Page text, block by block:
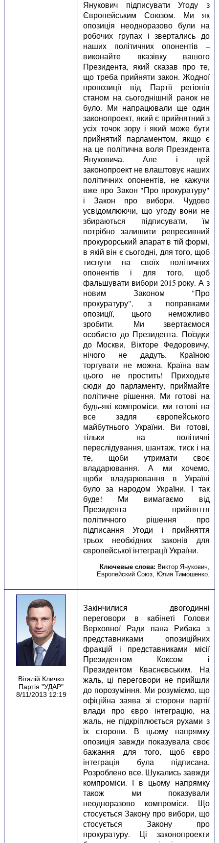
Янукович підписувати Угоду з
Європейським Союзом. Ми як
опозиція неодноразово були на
робочих групах і звертались до
наших політичних опонентів –
виконайте вказівку вашого
Президента, який сказав про те,
що треба прийняти закон. Жодної
пропозиції від Партії регіонів
станом на сьогоднішній ранок не
було. Ми напрацювали ще один
законопроект, який є прийнятний з
усіх точок зору і який може бути
прийнятий парламентом, якщо є
на це політична воля Президента
Януковича. Але і цей
законопроект не влаштовує наших
політичних опонентів, не кажучи
вже про Закон "Про прокуратуру"
і Закон про вибори. Чудово
усвідомлюючи, що угоду вони не
збираються підписувати, їм
потрібно залишити репресивний
прокурорський апарат в тій формі,
в якій він є сьогодні, для того, щоб
тиснути на своїх політичних
опонентів і для того, щоб
фальшувати вибори 2015 року. А з
новим Законом "Про
прокуратуру", з поправками
опозиції, цього неможливо
зробити. Ми звертаємося
особисто до Президента. Поїздки
до Москви, Вікторе Федоровичу,
нічого не дадуть. Країною
торгувати не можна. Країна вам
цього не простить! Приходьте
сюди до парламенту, приймайте
політичне рішення. Ми готові на
будь-які компроміси, ми готові на
все задля європейського
майбутнього України. Ви готові,
тільки на політичні
переслідування, шантаж, тиск і на
те, щоби утримати своє
владарювання. А ми хочемо,
щоби владарювання в Україні
було за народом України. І так
буде! Ми вимагаємо від
Президента прийняття
політичного рішення про
підписання Угоди і прийняття
трьох необхідних законів для
європейської інтеграції України.
Ключевые слова: Виктор Янукович
Европейский Союз
Юлия Тимошенко
Віталій Кличко
Партія "УДАР"
8/11/2013 12:19
Закінчилися двогодинні
переговори в кабінеті Голови
Верховної Ради пана Рибака з
представниками опозиційних
фракцій і представниками місії
Президентом Коксом і
Президентом Кваснєвським. На
жаль, ці переговори не прийшли
до порозуміння. Ми розуміємо, що
офіційна заява зі сторони партії
влади про євро інтеграцію, на
жаль, не підкріплюється рухами з
їх сторони. В цьому напрямку
опозиція завжди показувала своє
бажання для того, щоб євро
інтеграція була підписана.
Розроблено все. Шукались завжди
компроміси. І в цьому напрямку
також ми показували
неодноразово компроміси. Що
стосується Закону про вибори, що
стосується Закону про
прокуратуру. Ці законопроекти